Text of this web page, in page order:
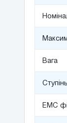
Вага
ЕМС